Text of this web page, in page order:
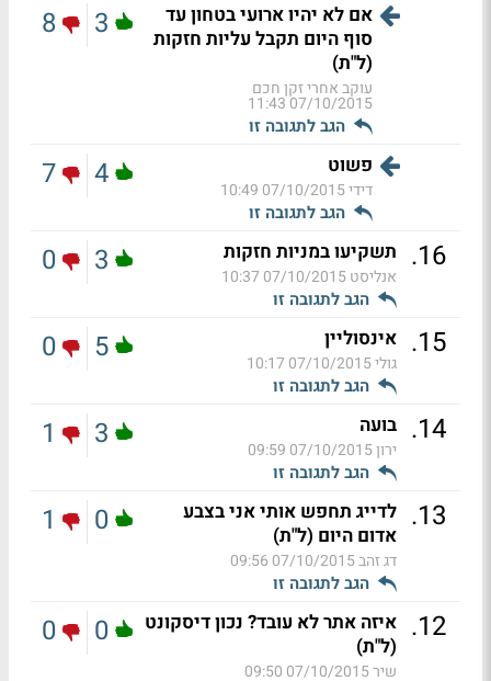
אם לא יהיו ארועי בטחון עד
סוף היום תקבל עליות חזקות
(ל"ת)
עוקב אחרי זקן חכם
07/10/2015 11:43
הגב לתגובה זו
3
8
פשוט
דידי07/10/2015 10:49
הגב לתגובה זו
4
7
16
. תשקיעו במניות חזקות
אנליסט07/10/2015 10:37
הגב לתגובה זו
3
0
15
. אינסוליין
גולי07/10/2015 10:17
הגב לתגובה זו
5
0
14
. בועה
ירון07/10/2015 09:59
הגב לתגובה זו
3
1
13
. לדייג תחפש אותי אני בצבע
אדום היום (ל"ת)
דג זהב07/10/2015 09:56
הגב לתגובה זו
0
1
12
. איזה אתר לא עובד? נכון דיסקונט
(ל"ת)
שיר07/10/2015 09:50
0
0